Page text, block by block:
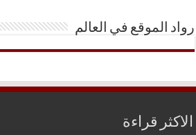
رواد الموقع في العالم
الاكثر قراءة